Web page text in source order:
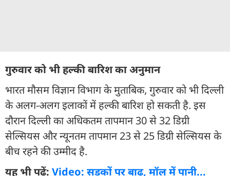
गुरुवार को भी हल्की बारिश का अनुमान
भारत मौसम विज्ञान विभाग के मुताबिक, गुरुवार को भी दिल्ली
के अलग-अलग इलाकों में हल्की बारिश हो सकती है. इस
दौरान दिल्ली का अधिकतम तापमान 30 से 32 डिग्री
सेल्सियस और न्यूनतम तापमान 23 से 25 डिग्री सेल्सियस के
बीच रहने की उम्मीद है.
यह भी पढ़ें: Video: सड़कों पर बाढ़, मॉल में पानी...